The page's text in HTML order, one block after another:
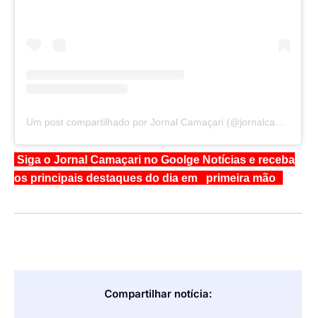
Um post compartilhado por Jornal Camaçari (@jornalcamacari)
Siga o Jornal Camaçari no Goolge Notícias e receba
os principais destaques do dia em primeira mão
Compartilhar notícia: